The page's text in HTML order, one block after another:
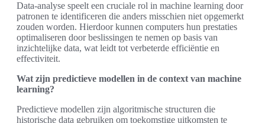
Data-analyse speelt een cruciale rol in machine learning door
patronen te identificeren die anders misschien niet opgemerkt
zouden worden. Hierdoor kunnen computers hun prestaties
optimaliseren door beslissingen te nemen op basis van
inzichtelijke data, wat leidt tot verbeterde efficiëntie en
effectiviteit.
Wat zijn predictieve modellen in de context van machine
learning?
Predictieve modellen zijn algoritmische structuren die
historische data gebruiken om toekomstige uitkomsten te